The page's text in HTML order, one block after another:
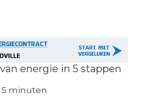
energie in 5 stappen
5 minuten